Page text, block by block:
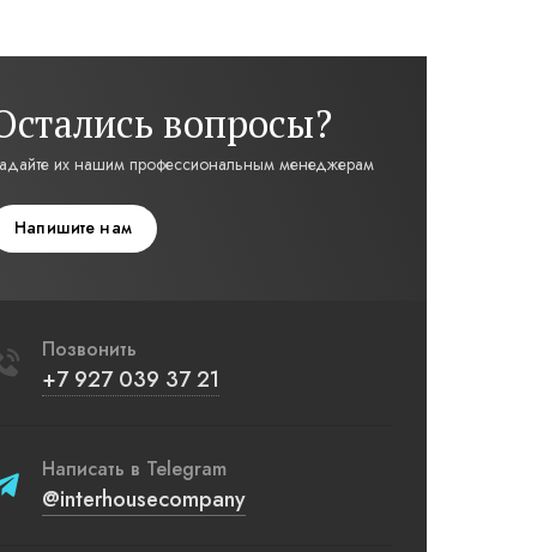
вопросы?
их нашим профессиональным менеджерам
Напишите нам
Позвонить
+7 927 039 37 21
Написать в Telegram
@interhousecompany